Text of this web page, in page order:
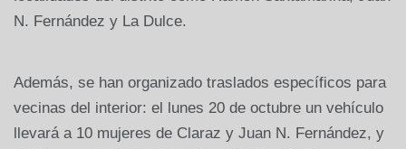
N. Fernández y La Dulce.
Además, se han organizado traslados específicos para
vecinas del interior: el lunes 20 de octubre un vehículo
llevará a 10 mujeres de Claraz y Juan N. Fernández, y